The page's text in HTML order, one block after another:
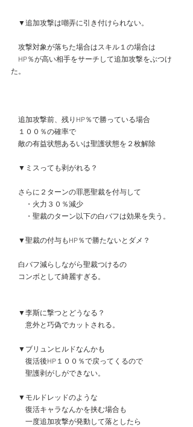
▼追加攻撃は嘲弄に引き付けられない。
攻撃対象が落ちた場合はスキル１の場合は
HP％が高い相手をサーチして追加攻撃をぶつけ
た。
追加攻撃前、残りHP％で勝っている場合
１００％の確率で
敵の有益状態あるいは聖護状態を２枚解除
▼ミスっても剥がれる？
さらに２ターンの罪悪聖裁を付与して
・火力３０％減少
・聖裁のターン以下の白バフは効果を失う。
▼聖裁の付与もHP％で勝たないとダメ？
白バフ減らしながら聖裁つけるの
コンボとして綺麗すぎる。
▼李斯に撃つとどうなる？
意外と巧偽でカットされる。
▼ブリュンヒルドなんかも
復活後HP１００％で戻ってくるので
聖護剥がしができない。
▼モルドレッドのような
復活キャラなんかを挟む場合も
一度追加攻撃が発動して落としたら